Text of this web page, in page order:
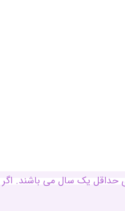
حداقل یک سال می باشند.